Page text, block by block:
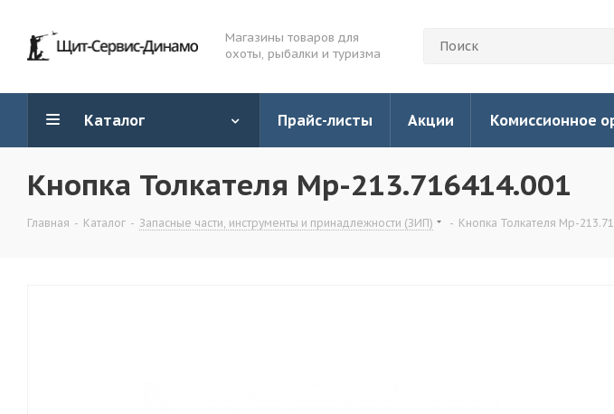
Магазины товаров для
охоты, рыбалки и туризма
Каталог Прайс-листы Акции Комиссионное
Кнопка Толкателя Мр-213.716414.001
Главная - Каталог - Запасные части, инструменты и принадлежности (ЗИП) - Кнопка Толкателя Мр-